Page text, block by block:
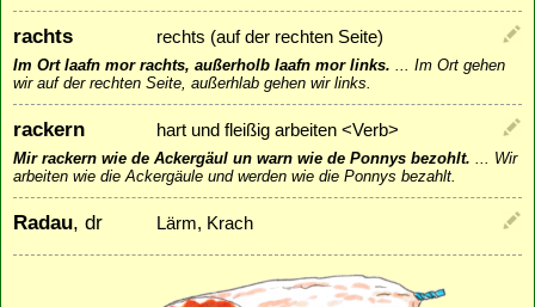
rachts rechts (auf der rechten Seite)
Im Ort laafn mor rachts, außerholb laafn mor links.
Im Ort gehen
wir auf der rechten Seite, außerhlab gehen wir links.
rackern hart und fleißig arbeiten <Verb>
Mir rackern wie de Ackergäul un warn wie de Ponnys bezohlt.
Wir
arbeiten wie die Ackergäule und werden wie die Ponnys bezahlt.
Radau, dr Lärm, Krach